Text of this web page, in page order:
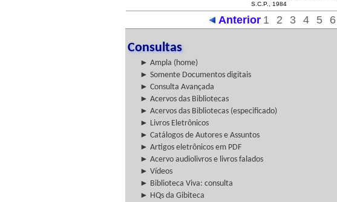
S.C.P., 1984
Anterior 1 2 3 4 5 6
Consultas
► Ampla (home)
► Somente Documentos digitais
► Consulta Avançada
► Acervos das Bibliotecas
► Acervos das Bibliotecas (especificado)
► Livros Eletrônicos
► Catálogos de Autores e Assuntos
► Artigos eletrônicos em PDF
► Acervo audiolivros e livros falados
► Vídeos
► Biblioteca Viva: consulta
► HQs da Gibiteca